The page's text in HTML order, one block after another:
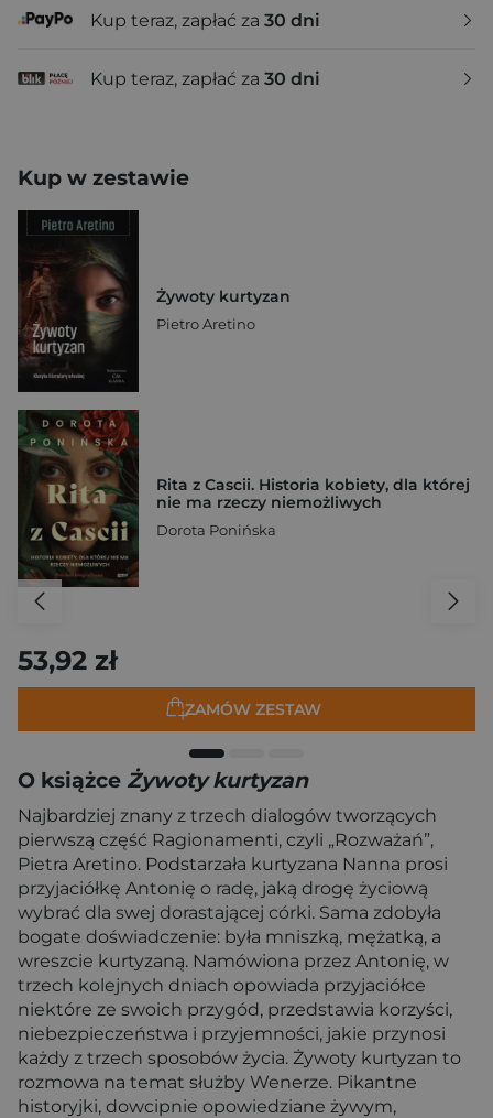
Kup teraz, zapłać za 30 dni
Kup teraz, zapłać za 30 dni
Kup w zestawie
Żywoty kurtyzan
Pietro Aretino
Rita z Cascii. Historia kobiety, dla której
nie ma rzeczy niemożliwych
Dorota Ponińska
53,92 zł
ZAMÓW ZESTAW
O książce Żywoty kurtyzan
Najbardziej znany z trzech dialogów tworzących
pierwszą część Ragionamenti, czyli „Rozważań”,
Pietra Aretino. Podstarzała kurtyzana Nanna prosi
przyjaciółkę Antonię o radę, jaką drogę życiową
wybrać dla swej dorastającej córki. Sama zdobyła
bogate doświadczenie: była mniszką, mężatką, a
wreszcie kurtyzaną. Namówiona przez Antonię, w
trzech kolejnych dniach opowiada przyjaciółce
niektóre ze swoich przygód, przedstawia korzyści,
niebezpieczeństwa i przyjemności, jakie przynosi
każdy z trzech sposobów życia. Żywoty kurtyzan to
rozmowa na temat służby Wenerze. Pikantne
historyjki, dowcipnie opowiedziane żywym,